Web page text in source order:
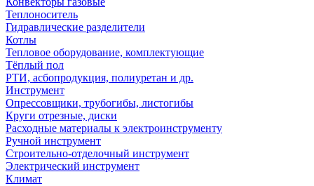
Теплоноситель
Гидравлические разделители
Котлы
Тепловое оборудование, комплектующие
Тёплый пол
РТИ, асбопродукция, полиуретан и др.
Инструмент
Опрессовщики, трубогибы, листогибы
Круги отрезные, диски
Расходные материалы к электроинструменту
Ручной инструмент
Строительно-отделочный инструмент
Электрический инструмент
Климат